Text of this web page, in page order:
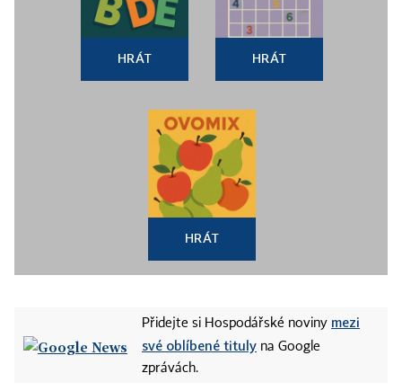
HRÁT HRÁT
HRÁT
Přidejte si Hospodářské noviny mezi
své oblíbené tituly na Google
zprávách.